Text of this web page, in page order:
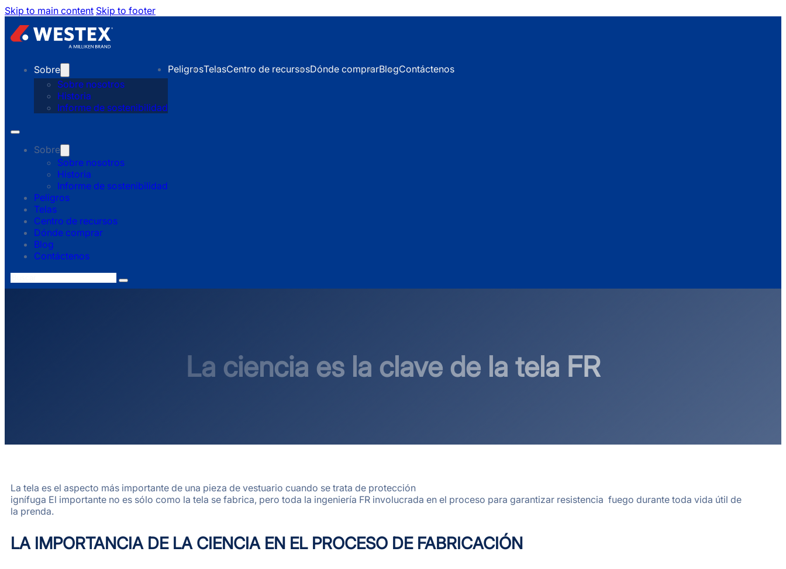
Skip to main content Skip to footer
Sobre
Sobre nosotros
Historia
Informe de sostenibilidad
PeligrosTelasCentro de recursosDónde comprarBlogContáctenos
Sobre
Sobre nosotros
Historia
Informe de sostenibilidad
Peligros
Telas
Centro de recursos
Dónde comprar
Blog
Contáctenos
Search
La ciencia es la clave de la tela FR
La tela es el aspecto más importante de una pieza de vestuario cuando se trata de protección
ignífuga El importante no es sólo como la tela se fabrica, pero toda la ingeniería FR involucrada en el proceso para garantizar resistencia fuego durante toda vida útil de
la prenda.
LA IMPORTANCIA DE LA CIENCIA EN EL PROCESO DE FABRICACIÓN